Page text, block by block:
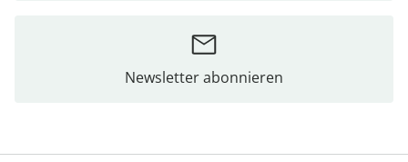
Newsletter abonnieren